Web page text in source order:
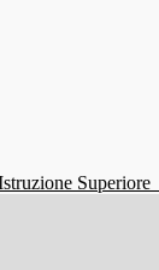
Superiore